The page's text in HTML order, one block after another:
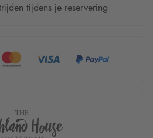
tijdens je reservering